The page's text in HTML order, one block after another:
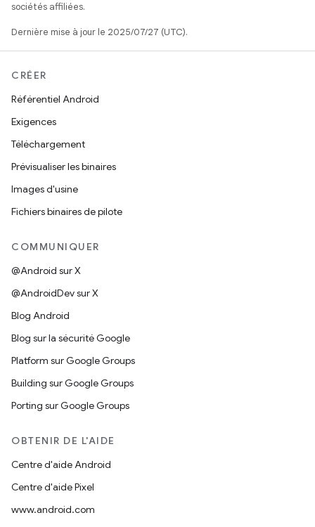
sociétés affiliées.
Dernière mise à jour le 2025/07/27 (UTC).
CRÉER
Référentiel Android
Exigences
Téléchargement
Prévisualiser les binaires
Images d'usine
Fichiers binaires de pilote
COMMUNIQUER
@Android sur X
@AndroidDev sur X
Blog Android
Blog sur la sécurité Google
Platform sur Google Groups
Building sur Google Groups
Porting sur Google Groups
OBTENIR DE L'AIDE
Centre d'aide Android
Centre d'aide Pixel
www.android.com